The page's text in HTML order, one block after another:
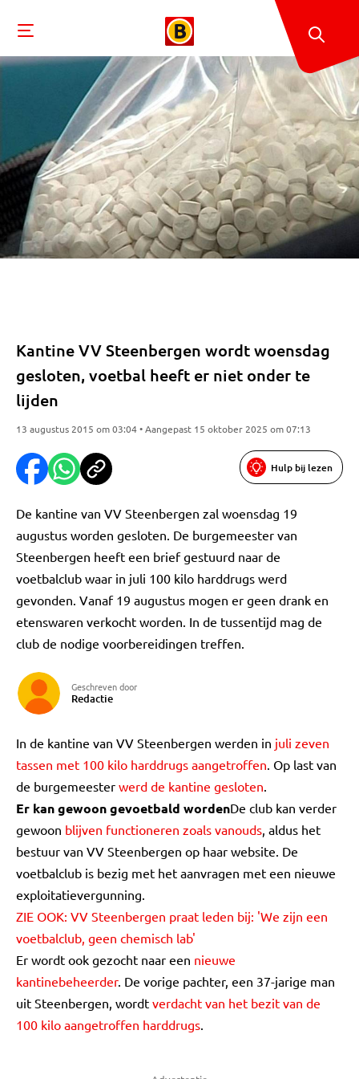
Kantine VV Steenbergen wordt woensdag
gesloten, voetbal heeft er niet onder te
lijden
13 augustus 2015 om 03:04 • Aangepast 15 oktober 2025 om 07:13
Hulp bij lezen
De kantine van VV Steenbergen zal woensdag 19
augustus worden gesloten. De burgemeester van
Steenbergen heeft een brief gestuurd naar de
voetbalclub waar in juli 100 kilo harddrugs werd
gevonden. Vanaf 19 augustus mogen er geen drank en
etenswaren verkocht worden. In de tussentijd mag de
club de nodige voorbereidingen treffen.
Geschreven door
Redactie
In de kantine van VV Steenbergen werden in juli zeven
tassen met 100 kilo harddrugs aangetroffen. Op last van
de burgemeester werd de kantine gesloten.
Er kan gewoon gevoetbald wordenDe club kan verder
gewoon blijven functioneren zoals vanouds, aldus het
bestuur van VV Steenbergen op haar website. De
voetbalclub is bezig met het aanvragen met een nieuwe
exploitatievergunning.
ZIE OOK: VV Steenbergen praat leden bij: 'We zijn een
voetbalclub, geen chemisch lab'
Er wordt ook gezocht naar een nieuwe
kantinebeheerder. De vorige pachter, een 37-jarige man
uit Steenbergen, wordt verdacht van het bezit van de
100 kilo aangetroffen harddrugs.